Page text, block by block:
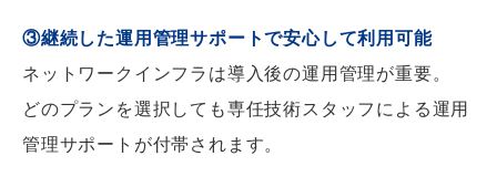
③継続した運用管理サポートで安心して利用可能
ネットワークインフラは導入後の運用管理が重要。
どのプランを選択しても専任技術スタッフによる運用
管理サポートが付帯されます。